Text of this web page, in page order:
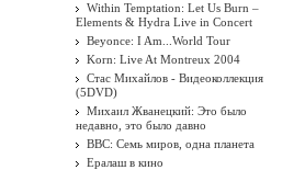
Within Temptation: Let Us Burn –
Elements & Hydra Live in Concert
Beyonce: I Am...World Tour
Korn: Live At Montreux 2004
Стас Михайлов - Видеоколлекция
(5DVD)
Михаил Жванецкий: Это было
недавно, это было давно
BBC: Семь миров, одна планета
Ералаш в кино